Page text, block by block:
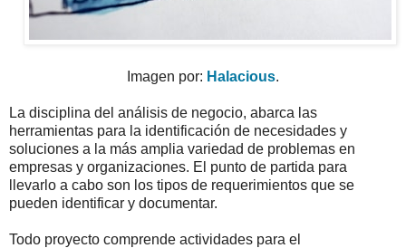
Imagen por: Halacious.
La disciplina del análisis de negocio, abarca las
herramientas para la identificación de necesidades y
soluciones a la más amplia variedad de problemas en
empresas y organizaciones. El punto de partida para
llevarlo a cabo son los tipos de requerimientos que se
pueden identificar y documentar.
Todo proyecto comprende actividades para el